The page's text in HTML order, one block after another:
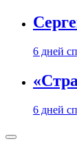
6 дней
6 дней